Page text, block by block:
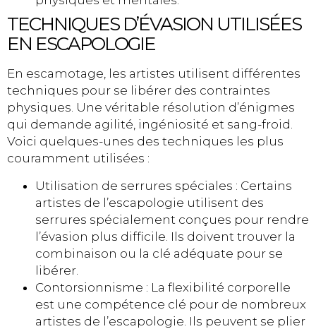
TECHNIQUES D’ÉVASION UTILISÉES
EN ESCAPOLOGIE
En escamotage, les artistes utilisent différentes
techniques pour se libérer des contraintes
physiques. Une véritable résolution d’énigmes
qui demande agilité, ingéniosité et sang-froid.
Voici quelques-unes des techniques les plus
couramment utilisées :
Utilisation de serrures spéciales : Certains
artistes de l’escapologie utilisent des
serrures spécialement conçues pour rendre
l’évasion plus difficile. Ils doivent trouver la
combinaison ou la clé adéquate pour se
libérer.
Contorsionnisme : La flexibilité corporelle
est une compétence clé pour de nombreux
artistes de l’escapologie. Ils peuvent se plier